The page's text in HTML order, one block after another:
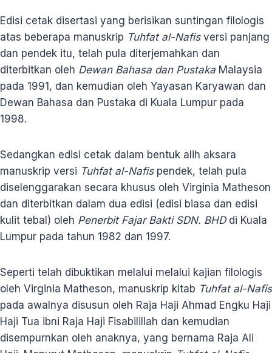
Edisi cetak disertasi yang berisikan suntingan filologis
atas beberapa manuskrip Tuhfat al-Nafisversi panjang
dan pendek itu, telah pula diterjemahkan dan
diterbitkan oleh Dewan Bahasa dan Pustaka Malaysia
pada 1991, dan kemudian oleh Yayasan Karyawan dan
Dewan Bahasa dan Pustaka di Kuala Lumpur pada
1998.
Sedangkan edisi cetak dalam bentuk alih aksara
manuskrip versi Tuhfat al-Nafispendek, telah pula
diselenggarakan secara khusus oleh Virginia Matheson
dan diterbitkan dalam dua edisi (edisi biasa dan edisi
kulit tebal) oleh Penerbit Fajar Bakti SDN. BHDdi Kuala
Lumpur pada tahun 1982 dan 1997.
Seperti telah dibuktikan melalui melalui kajian filologis
oleh Virginia Matheson, manuskrip kitab Tuhfat al-Nafis
pada awalnya disusun oleh Raja Haji Ahmad Engku Haji
Haji Tua ibni Raja Haji Fisabilillah dan kemudian
disempurnkan oleh anaknya, yang bernama Raja Ali